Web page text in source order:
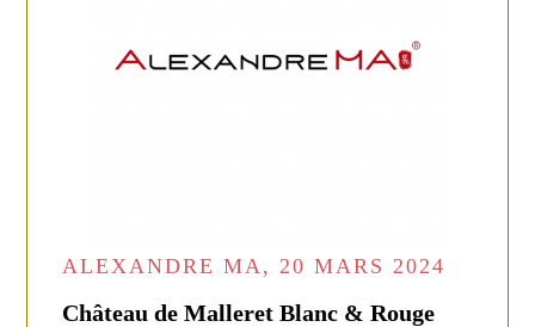
ALEXANDRE MA, 20 MARS 2024
Château de Malleret Blanc & Rouge